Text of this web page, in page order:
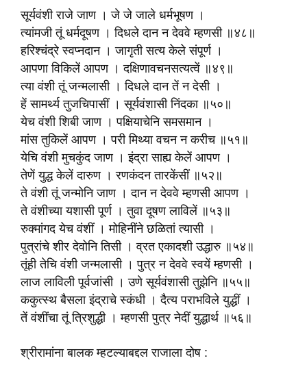
सूर्यवंशी राजे जाण । जे जे जाले धर्मभूषण ।
त्यांमजी तूं धर्मदूषण । दिधले दान न देववे म्हणसी ॥४८॥
हरिश्चंद्रे स्वप्नदान । जागृती सत्य केले संपूर्ण ।
आपणा विकिलें आपण । दक्षिणावचनसत्यत्वें ॥४९॥
त्या वंशी तूं जन्मलासी । दिधले दान तें न देसी ।
हें सामर्थ्य तुजचिपासीं । सूर्यवंशासी निंदका ॥५०॥
येच वंशी शिबी जाण । पक्षियाचेनि समसमान ।
मांस तुकिलें आपण । परी मिथ्या वचन न करीच ॥५१॥
येचि वंशी मुचकुंद जाण । इंद्रा साह्य केलें आपण ।
तेणें युद्ध केलें दारुण । रणकंदन तारकेंसीं ॥५२॥
ते वंशी तूं जन्मोनि जाण । दान न देववे म्हणसी आपण ।
ते वंशीच्या यशासी पूर्ण । तुवा दूषण लाविलें ॥५३॥
रुक्मांगद येच वंशीं । मोहिनींने छळितां त्यासी ।
पुत्रांचे शीर देवोनि तिसी । व्रत एकादशी उद्धारु ॥५४॥
तूंही तेचि वंशी जन्मलासी । पुत्र न देववे स्वयें म्हणसी ।
लाज लाविली पूर्वजांसी । उणे सूर्यवंशासी तुझेनि ॥५५॥
ककुत्स्थ बैसला इंद्राचे स्कंधी । दैत्य पराभविले युद्धीं ।
तें वंशींचा तूं त्रिशुद्धी । म्हणसी पुत्र नेदीं युद्धार्थ ॥५६॥
श्रीरामांना बालक म्हटल्याबद्दल राजाला दोष :